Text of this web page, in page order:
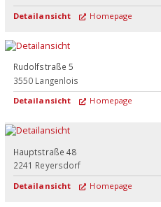
Detailansicht Homepage
Rudolfstraße 5
3550 Langenlois
Detailansicht Homepage
Hauptstraße 48
2241 Reyersdorf
Detailansicht Homepage